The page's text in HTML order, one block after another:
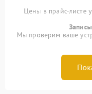
Цены в прайс-листе
Мы проверим ваше